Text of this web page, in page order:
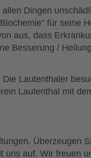
Dingen
für seine
aus, dass
Besserung /
Lautenthaler
Lautenthal mit
Überzeugen
uns auf. Wir freuen